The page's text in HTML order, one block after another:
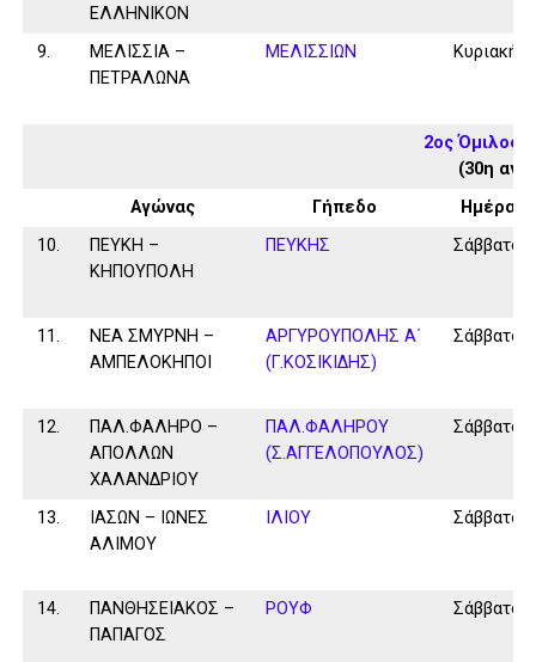
ΕΛΛΗΝΙΚΟΝ
9.
ΜΕΛΙΣΣΙΑ –
ΠΕΤΡΑΛΩΝΑ
ΜΕΛΙΣΣΙΩΝ Κυριακή
2ος Όμιλος
(30η
Αγώνας
Γήπεδο
Ημέρα
10.
ΠΕΥΚΗ –
ΚΗΠΟΥΠΟΛΗ
ΠΕΥΚΗΣ Σάββατο
11.
ΝΕΑ ΣΜΥΡΝΗ –
ΑΜΠΕΛΟΚΗΠΟΙ
ΑΡΓΥΡΟΥΠΟΛΗΣ Α΄
(Γ.ΚΟΣΙΚΙΔΗΣ)
Σάββατο
12.
ΠΑΛ.ΦΑΛΗΡΟ –
ΑΠΟΛΛΩΝ
ΧΑΛΑΝΔΡΙΟΥ
ΠΑΛ.ΦΑΛΗΡΟΥ
(Σ.ΑΓΓΕΛΟΠΟΥΛΟΣ)
Σάββατο
13.
ΙΑΣΩΝ – ΙΩΝΕΣ
ΑΛΙΜΟΥ
ΙΛΙΟΥ Σάββατο
14.
ΠΑΝΘΗΣΕΙΑΚΟΣ –
ΠΑΠΑΓΟΣ
ΡΟΥΦ Σάββατο